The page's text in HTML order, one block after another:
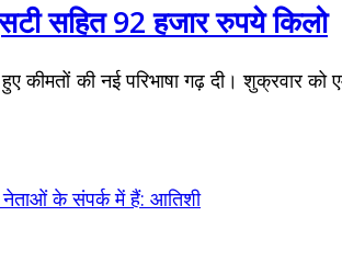
सहित 92 हजार रुपये किलो
कीमतों की नई परिभाषा गढ़ दी। शुक्रवार